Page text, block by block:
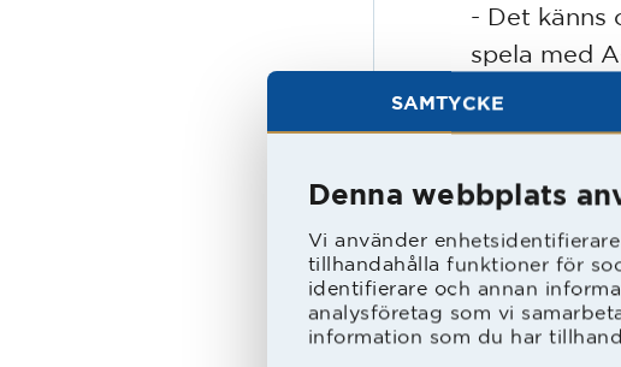
SAMTYCKE
Denna webbplats
Vi använder
tillhandahålla funktioner för
identifierare och annan
analysföretag som vi
information som du har
- Det känns
spela med
sedan.
-
det ska bli
Du har ju
den resan